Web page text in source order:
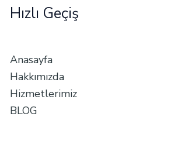
Hızlı Geçiş
Anasayfa
Hakkımızda
Hizmetlerimiz
BLOG